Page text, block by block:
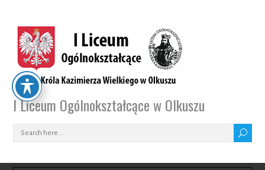
I Liceum Ogólnokształcące w Olkuszu